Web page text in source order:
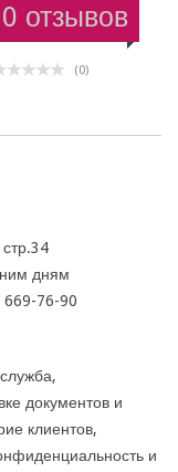
0 отзывов
(0)
дням
669-76-90
документов и
клиентов,
и